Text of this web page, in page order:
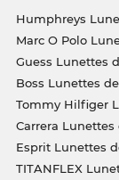
Humphreys
Marc O Polo
Guess Lunettes
Boss Lunettes
Tommy Hilfiger
Carrera Lunettes
Esprit Lunettes
TITANFLEX